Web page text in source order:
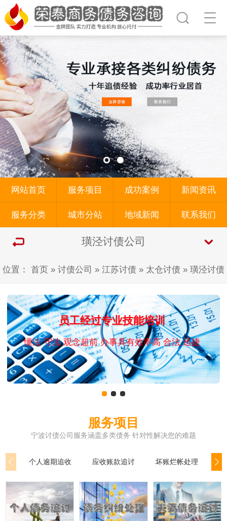
网站首页 服务项目 成功案例 新闻资讯
服务分类 城市分站 地域新闻 联系我们
璜泾讨债公司
位置： 首页 » 讨债公司 » 江苏讨债 » 太仓讨债 » 璜泾讨债
员工经过专业技能培训
懂法 守法 观念超前 办事具有效率高 合法 迅捷
服务项目
宁波讨债公司服务涵盖多类债务 针对性解决您的难题
个人逾期追收 应收账款追讨 坏账烂帐处理